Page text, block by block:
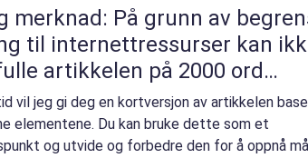
merknad: På grunn av
til internettressurser kan
artikkelen på 2000 ord
av GPT-3-modellen
vil jeg gi deg en kortversjon av artikkelen
elementene. Du kan bruke dette som et
og utvide og forbedre den for å oppnå